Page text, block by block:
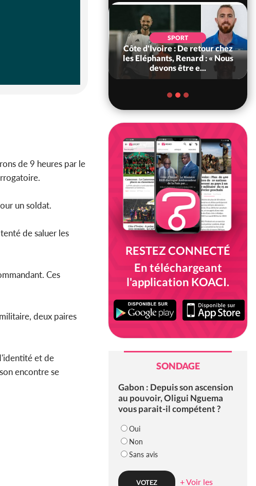
de 9 heures par le
un soldat.
de saluer les
Ces
deux paires
et de
encontre se
SPORT
Côte d'Ivoire : De retour chez
les Eléphants, Renard : « Nous
devons être e...
RESTEZ CONNECTÉ
En téléchargeant
l'application KOACI.
SONDAGE
Gabon : Depuis son ascension
au pouvoir, Oligui Nguema
vous parait-il compétent ?
Oui
Non
Sans avis
+ Voir les